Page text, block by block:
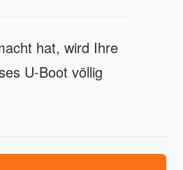
hat, wird Ihre
U-Boot völlig